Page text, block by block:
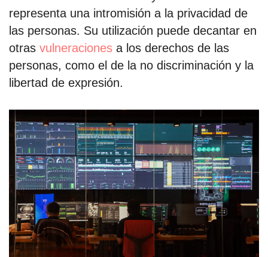
representa una intromisión a la privacidad de
las personas. Su utilización puede decantar en
otras vulneraciones a los derechos de las
personas, como el de la no discriminación y la
libertad de expresión.